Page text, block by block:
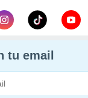
tu email